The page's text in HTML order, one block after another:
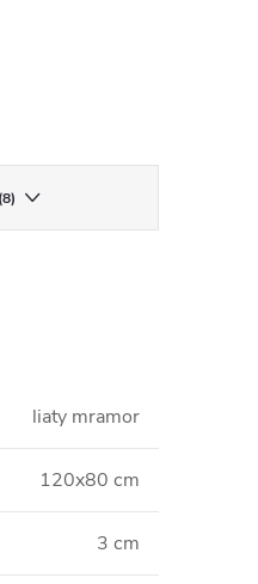
liaty mramor
120x80 cm
3 cm